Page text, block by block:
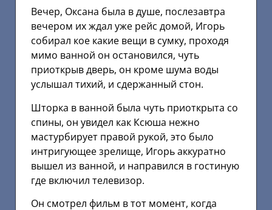
Вечер, Оксана была в душе, послезавтра
вечером их ждал уже рейс домой, Игорь
собирал кое какие вещи в сумку, проходя
мимо ванной он остановился, чуть
приоткрыв дверь, он кроме шума воды
услышал тихий, и сдержанный стон.
Шторка в ванной была чуть приоткрыта со
спины, он увидел как Ксюша нежно
мастурбирует правой рукой, это было
интригующее зрелище, Игорь аккуратно
вышел из ванной, и направился в гостиную
где включил телевизор.
Он смотрел фильм в тот момент, когда